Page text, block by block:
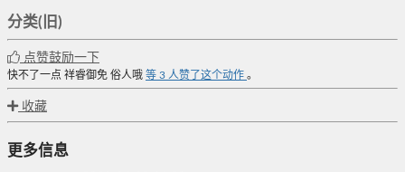
分类(旧)
点赞鼓励一下
快不了一点 祥睿御免 俗人哦 等 3 人赞了这个动作 。
收藏
更多信息